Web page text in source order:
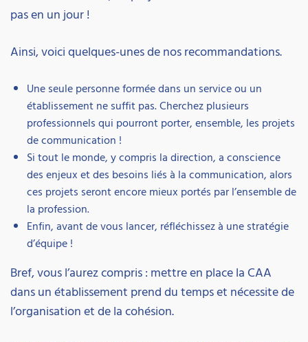
pas en un jour !
Ainsi, voici quelques-unes de nos recommandations.
Une seule personne formée dans un service ou un
établissement ne suffit pas. Cherchez plusieurs
professionnels qui pourront porter, ensemble, les projets
de communication !
Si tout le monde, y compris la direction, a conscience
des enjeux et des besoins liés à la communication, alors
ces projets seront encore mieux portés par l’ensemble de
la profession.
Enfin, avant de vous lancer, réfléchissez à une stratégie
d’équipe !
Bref, vous l’aurez compris : mettre en place la CAA
dans un établissement prend du temps et nécessite de
l’organisation et de la cohésion.